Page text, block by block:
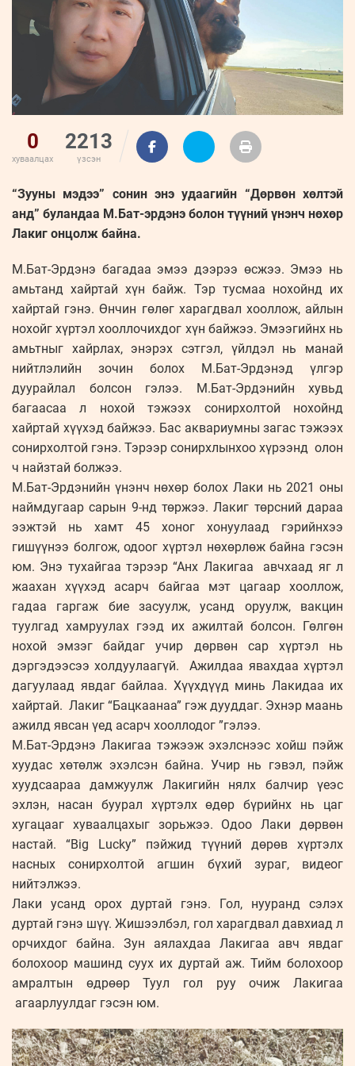
Бүртгүүлэх
Нэвтрэх
Бизнес
хөгжил
Leaderships
forum
ФОТО
УРЛАГ
ҮНДЭСНИЙ
МЭДЭЭЛЛИЙН
ТӨВ
ZUUNII
MEDEE
WEEKLY
0
хуваалцах
2213
үзсэн
“Зууны мэдээ” сонин энэ удаагийн “Дөрвөн хөлтэй
анд” буландаа М.Бат-эрдэнэ болон түүний үнэнч нөхөр
Лакиг онцолж байна.
М.Бат-Эрдэнэ багадаа эмээ дээрээ өсжээ. Эмээ нь
амьтанд хайртай хүн байж. Тэр тусмаа нохойнд их
хайртай гэнэ. Өнчин гөлөг харагдвал хооллож, айлын
нохойг хүртэл хооллочихдог хүн байжээ. Эмээгийнх нь
амьтныг хайрлах, энэрэх сэтгэл, үйлдэл нь манай
нийтлэлийн зочин болох М.Бат-Эрдэнэд үлгэр
дуурайлал болсон гэлээ. М.Бат-Эрдэнийн хувьд
багаасаа л нохой тэжээх сонирхолтой нохойнд
хайртай хүүхэд байжээ. Бас аквариумны загас тэжээх
сонирхолтой гэнэ. Тэрээр сонирхлынхоо хүрээнд олон
ч найзтай болжээ.
М.Бат-Эрдэнийн үнэнч нөхөр болох Лаки нь 2021 оны
наймдугаар сарын 9-нд төржээ. Лакиг төрсний дараа
ээжтэй нь хамт 45 хоног хонуулаад гэрийнхээ
гишүүнээ болгож, одоог хүртэл нөхөрлөж байна гэсэн
юм. Энэ тухайгаа тэрээр “Анх Лакигаа авчхаад яг л
жаахан хүүхэд асарч байгаа мэт цагаар хооллож,
гадаа гаргаж бие засуулж, усанд оруулж, вакцин
туулгад хамруулах гээд их ажилтай болсон. Гөлгөн
нохой эмзэг байдаг учир дөрвөн сар хүртэл нь
дэргэдээсээ холдуулаагүй. Ажилдаа явахдаа хүртэл
дагуулаад явдаг байлаа. Хүүхдүүд минь Лакидаа их
хайртай. Лакиг “Бацкаанаа” гэж дууддаг. Эхнэр маань
ажилд явсан үед асарч хооллодог ”гэлээ.
М.Бат-Эрдэнэ Лакигаа тэжээж эхэлснээс хойш пэйж
хуудас хөтөлж эхэлсэн байна. Учир нь гэвэл, пэйж
хуудсаараа дамжуулж Лакигийн нялх балчир үеэс
эхлэн, насан буурал хүртэлх өдөр бүрийнх нь цаг
хугацааг хуваалцахыг зорьжээ. Одоо Лаки дөрвөн
настай. “Big Lucky” пэйжид түүний дөрөв хүртэлх
насных сонирхолтой агшин бүхий зураг, видеог
нийтэлжээ.
Лаки усанд орох дуртай гэнэ. Гол, нууранд сэлэх
дуртай гэнэ шүү. Жишээлбэл, гол харагдвал давхиад л
орчихдог байна. Зун аялахдаа Лакигаа авч явдаг
болохоор машинд суух их дуртай аж. Тийм болохоор
амралтын өдрөөр Туул гол руу очиж Лакигаа
агаарлуулдаг гэсэн юм.